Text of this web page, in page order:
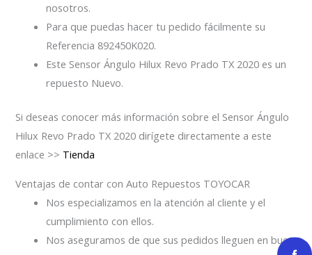
nosotros.
Para que puedas hacer tu pedido fácilmente su
Referencia 892450K020.
Este Sensor Ángulo Hilux Revo Prado TX 2020 es un
repuesto Nuevo.
Si deseas conocer más información sobre el Sensor Ángulo
Hilux Revo Prado TX 2020 dirígete directamente a este
enlace >> Tienda
Ventajas de contar con Auto Repuestos TOYOCAR
Nos especializamos en la atención al cliente y el
cumplimiento con ellos.
Nos aseguramos de que sus pedidos lleguen en buen